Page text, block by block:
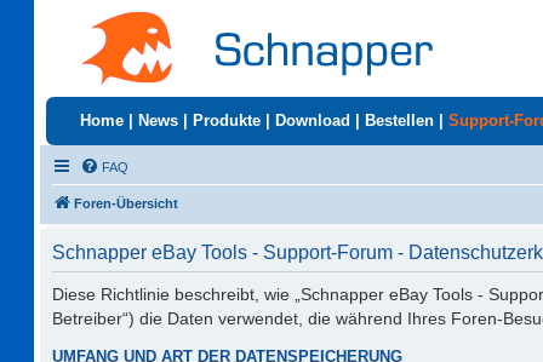
Home News Produkte Download Bestellen Support-
FAQ
Foren-Übersicht
Schnapper eBay Tools - Support-Forum -
Diese Richtlinie beschreibt, wie „Schnapper eBay Tools -
Betreiber“) die Daten verwendet, die während Ihres Foren-
UMFANG UND ART DER DATENSPEICHERUNG